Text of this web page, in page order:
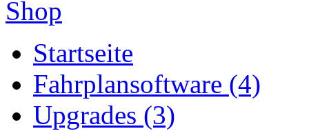
Startseite
Fahrplansoftware (4)
Upgrades (3)